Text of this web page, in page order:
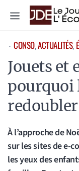
Menu
⋅ CONSO, ACTUALITÉS,
Jouets et
pourquoi
À l’approche de
sur les sites de e-
les yeux des